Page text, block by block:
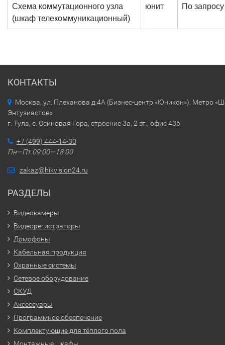
Схема коммутационного узла
(шкаф телекоммуникационный)
юнит По запросу
КОНТАКТЫ
Москва, ул. Плеханова д.4А (Бизнес-центр «Юникон»). Метро
Энтузиастов»
г. Тула, с. Осиновая Гора, строение 3а, 2 эт., офис 436
+7 (499) 444-14-30
Пн—Пт 09:00—18:00
zakaz@hikvision24.ru
РАЗДЕЛЫ
Видеокамеры
Видеорегистраторы
Домофоны
Кабельная продукция
Охранные системы
Сетевое оборудование
СКУД
Аксессуары
Программное обеспечение
Комплектующие для тёплого пола
Монтажные шкафы